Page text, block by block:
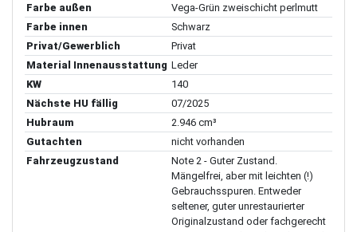
Farbe außen
Vega-Grün zweischicht perlmutt
Farbe innen
Schwarz
Privat/Gewerblich
Privat
Material Innenausstattung Leder
KW
140
Nächste HU fällig
07/2025
Hubraum
2.946 cm³
Gutachten
nicht vorhanden
Fahrzeugzustand
Note 2 - Guter Zustand.
Mängelfrei, aber mit leichten (!)
Gebrauchsspuren. Entweder
seltener, guter unrestaurierter
Originalzustand oder fachgerecht